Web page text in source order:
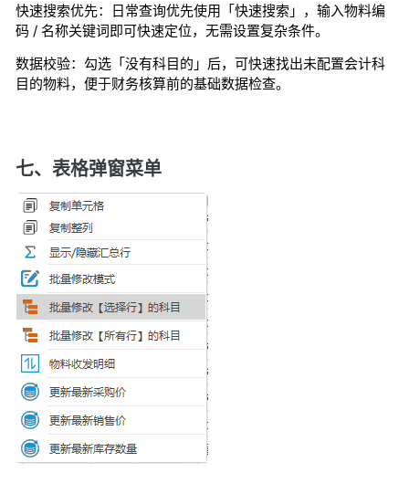
快速搜索优先：日常查询优先使用「快速搜索」，输入物料编
码 / 名称关键词即可快速定位，无需设置复杂条件。
数据校验：勾选「没有科目的」后，可快速找出未配置会计科
目的物料，便于财务核算前的基础数据检查。
七、表格弹窗菜单